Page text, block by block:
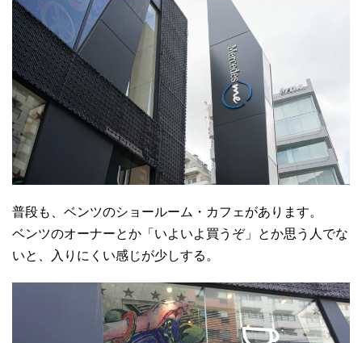
普段も、ベンツのショールーム・カフェがあります。
ベンツのオーナーとか「いよいよ買うぞ」とか思う人でな
いと、入りにくい感じが少しする。